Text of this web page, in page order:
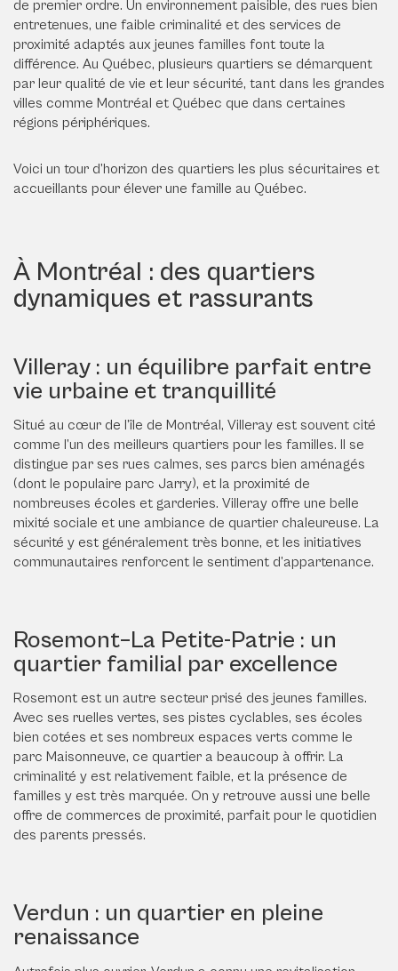
de premier ordre. Un environnement paisible, des rues bien
entretenues, une faible criminalité et des services de
proximité adaptés aux jeunes familles font toute la
différence. Au Québec, plusieurs quartiers se démarquent
par leur qualité de vie et leur sécurité, tant dans les grandes
villes comme Montréal et Québec que dans certaines
régions périphériques.
Voici un tour d’horizon des quartiers les plus sécuritaires et
accueillants pour élever une famille au Québec.
À Montréal : des quartiers
dynamiques et rassurants
Villeray : un équilibre parfait entre
vie urbaine et tranquillité
Situé au cœur de l’île de Montréal, Villeray est souvent cité
comme l’un des meilleurs quartiers pour les familles. Il se
distingue par ses rues calmes, ses parcs bien aménagés
(dont le populaire parc Jarry), et la proximité de
nombreuses écoles et garderies. Villeray offre une belle
mixité sociale et une ambiance de quartier chaleureuse. La
sécurité y est généralement très bonne, et les initiatives
communautaires renforcent le sentiment d’appartenance.
Rosemont–La Petite-Patrie : un
quartier familial par excellence
Rosemont est un autre secteur prisé des jeunes familles.
Avec ses ruelles vertes, ses pistes cyclables, ses écoles
bien cotées et ses nombreux espaces verts comme le
parc Maisonneuve, ce quartier a beaucoup à offrir. La
criminalité y est relativement faible, et la présence de
familles y est très marquée. On y retrouve aussi une belle
offre de commerces de proximité, parfait pour le quotidien
des parents pressés.
Verdun : un quartier en pleine
renaissance